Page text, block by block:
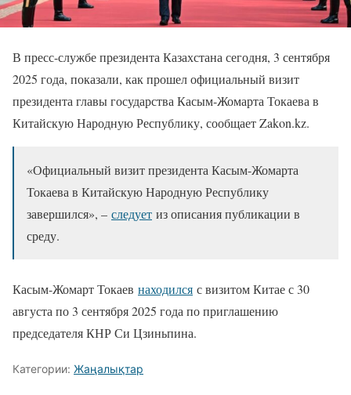
В пресс-службе президента Казахстана сегодня, 3 сентября
2025 года, показали, как прошел официальный визит
президента главы государства Касым-Жомарта Токаева в
Китайскую Народную Республику, сообщает Zakon.kz.
«Официальный визит президента Касым-Жомарта
Токаева в Китайскую Народную Республику
завершился», – следует из описания публикации в
среду.
Касым-Жомарт Токаев находился с визитом Китае с 30
августа по 3 сентября 2025 года по приглашению
председателя КНР Си Цзиньпина.
Категории: Жаңалықтар